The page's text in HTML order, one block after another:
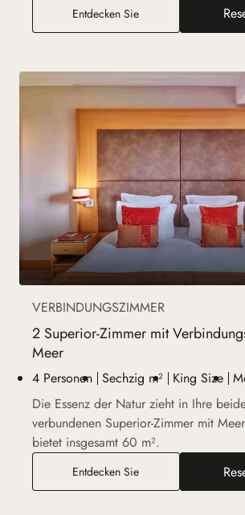
Entdecken Sie2 Superior-Zimmer
VERBINDUNGSZIMMER
2 Superior-Zimmer mit
Meer
4 Personen Sechzig m² King Size
Die Essenz der Natur zieht in Ihre
verbundenen Superior-Zimmer mit
bietet insgesamt 60 m².
Entdecken Sie2 Superior-Zimmer